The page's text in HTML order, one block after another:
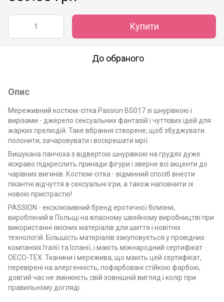
Купити
До обраного
Опис
Мереживний костюм-сітка Passion BS017 зі шнурівкою і
вирізами - джерело сексуальних фантазій і чуттєвих ідей для
жарких прелюдій. Таке вбрання створене, щоб збуджувати.
полонити, зачаровувати і воскрешати мрії.
Вишукана панчоха з відвертою шнурівкою на грудях дуже
яскраво підкреслить принади фігури і зверне всі акценти до
чарівних вигинів. Костюм-сітка - відмінний спосіб внести
пікантні відчуття в сексуальні ігри, а також наповнити їх
новою пристрастю!
PASSION - ексклюзивний бренд еротичної білизни,
вироблений в Польщі на власному швейному виробництві при
використанні якісних матеріалів для шиття і новітніх
технологій. Більшість матеріалів закуповується у провідних
компаніях Італії та Іспанії, і мають міжнародний сертифікат
OECO-TEX. Тканини і мережива, що мають цей сертифікат,
перевірені на алергенність, пофарбовані стійкою фарбою,
довгий час не змінюють свій зовнішній вигляд і колір при
правильному догляді.